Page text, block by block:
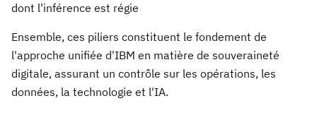
dont l'inférence est régie
Ensemble, ces piliers constituent le fondement de
l'approche unifiée d'IBM en matière de souveraineté
digitale, assurant un contrôle sur les opérations, les
données, la technologie et l'IA.